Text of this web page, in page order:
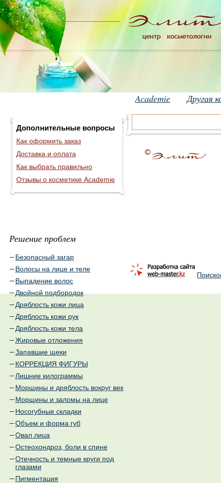
Дополнительные вопросы
Как оформить заказ
Доставка и оплата
Как выбрать правильно
Отзывы о косметике Academie
Решение проблем
Безопасный загар
Волосы на лице и теле
Выпадение волос
Двойной подбородок
Дряблость кожи лица
Дряблость кожи рук
Дряблость кожи тела
Жировые отложения
Запавшие щеки
КОРРЕКЦИЯ ФИГУРЫ
Лишние килограммы
Морщины и дряблость вокруг век
Морщины и заломы на лице
Носогубные складки
Объем и форма губ
Овал лица
Остеохондроз, боли в спине
Отечность и темные круги под
глазами
Пигментация
Academie Другая